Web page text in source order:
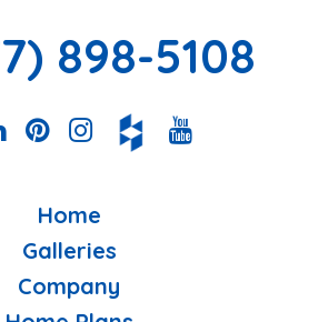
898-5108
Home
Galleries
Company